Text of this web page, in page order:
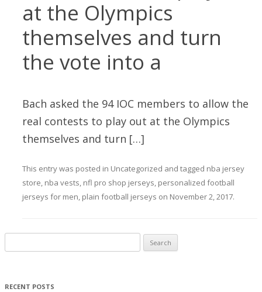
at the Olympics
themselves and turn
the vote into a
Bach asked the 94 IOC members to allow the
real contests to play out at the Olympics
themselves and turn […]
This entry was posted in Uncategorized and tagged nba jersey
store, nba vests, nfl pro shop jerseys, personalized football
jerseys for men, plain football jerseys on November 2, 2017.
RECENT POSTS